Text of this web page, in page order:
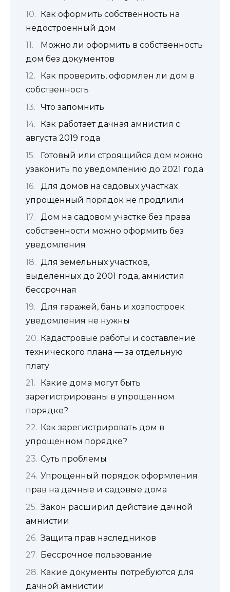
Как оформить собственность на
недостроенный дом
Можно ли оформить в собственность
дом без документов
Как проверить, оформлен ли дом в
собственность
Что запомнить
Как работает дачная амнистия с
августа 2019 года
Готовый или строящийся дом можно
узаконить по уведомлению до 2021 года
Для домов на садовых участках
упрощенный порядок не продлили
Дом на садовом участке без права
собственности можно оформить без
уведомления
Для земельных участков,
выделенных до 2001 года, амнистия
бессрочная
Для гаражей, бань и хозпостроек
уведомления не нужны
Кадастровые работы и составление
технического плана — за отдельную
плату
Какие дома могут быть
зарегистрированы в упрощенном
порядке?
Как зарегистрировать дом в
упрощенном порядке?
Суть проблемы
Упрощенный порядок оформления
прав на дачные и садовые дома
Закон расширил действие дачной
амнистии
Защита прав наследников
Бессрочное пользование
Какие документы потребуются для
дачной амнистии